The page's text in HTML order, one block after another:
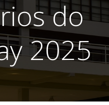
do
2025